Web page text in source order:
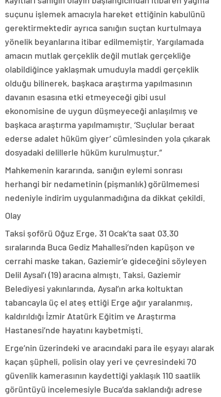
suçunu işlemek amacıyla hareket ettiğinin kabulünü
gerektirmektedir ayrıca sanığın suçtan kurtulmaya
yönelik beyanlarına itibar edilmemiştir. Yargılamada
amacın mutlak gerçeklik değil mutlak gerçekliğe
olabildiğince yaklaşmak umuduyla maddi gerçeklik
olduğu bilinerek, başkaca araştırma yapılmasının
davanın esasına etki etmeyeceği gibi usul
ekonomisine de uygun düşmeyeceği anlaşılmış ve
başkaca araştırma yapılmamıştır. ‘Suçlular beraat
ederse adalet hüküm giyer’ cümlesinden yola çıkarak
dosyadaki delillerle hüküm kurulmuştur.”
Mahkemenin kararında, sanığın eylemi sonrası
herhangi bir nedametinin (pişmanlık) görülmemesi
nedeniyle indirim uygulanmadığına da dikkat çekildi.
Olay
Taksi şoförü Oğuz Erge, 31 Ocak’ta saat 03.30
sıralarında Buca Gediz Mahallesi’nden kapüşon ve
cerrahi maske takan, Gaziemir’e gideceğini söyleyen
Delil Aysal’ı (19) aracına almıştı. Taksi, Gaziemir
Belediyesi yakınlarında, Aysal’ın arka koltuktan
tabancayla üç el ateş ettiği Erge ağır yaralanmış,
kaldırıldığı İzmir Atatürk Eğitim ve Araştırma
Hastanesi’nde hayatını kaybetmişti.
Erge’nin üzerindeki ve aracındaki para ile eşyayı alarak
kaçan şüpheli, polisin olay yeri ve çevresindeki 70
güvenlik kamerasının kaydettiği yaklaşık 110 saatlik
görüntüyü incelemesiyle Buca’da saklandığı adrese